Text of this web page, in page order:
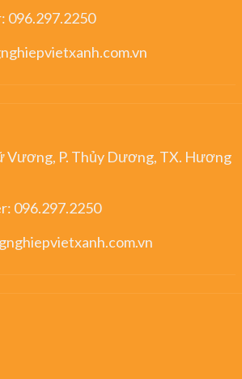
096.297.2250
Vương, P. Thủy Dương, TX. Hương
096.297.2250